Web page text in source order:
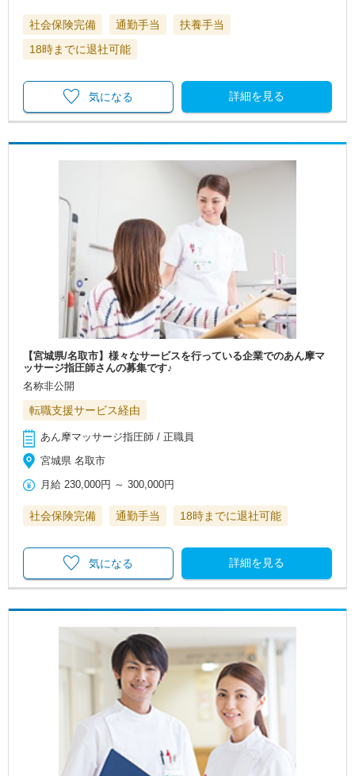
社会保険完備 通勤手当
扶養手当
18時までに退社可能
詳細を見る
気になる
【宮城県/名取市】様々なサービスを行っている企業でのあん摩マ
ッサージ指圧師さんの募集です♪
名称非公開
転職支援サービス経由
あん摩マッサージ指圧師 / 正職員
宮城県 名取市
月給 230,000円 ～300,000円
社会保険完備 通勤手当 18時までに退社可能
詳細を見る
気になる